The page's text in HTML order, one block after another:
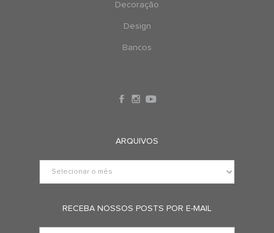
Decoração
Design
Bancos
ARQUIVOS
RECEBA NOSSOS POSTS POR E-MAIL